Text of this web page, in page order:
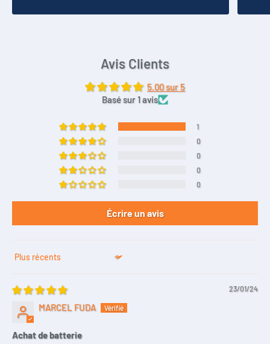
Avis Clients
5.00 sur 5
Basé sur 1 avis
1
0
0
0
0
Écrire un avis
Sort by
23/01/24
MARCEL FUDA
Achat de batterie